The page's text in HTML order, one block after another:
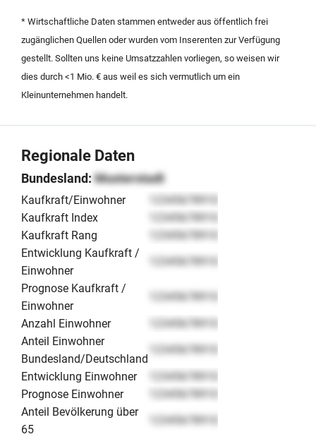
zukunftssicheren Branche übernehmen möchten.
* Wirtschaftliche Daten stammen entweder aus öffentlich frei
zugänglichen Quellen oder wurden vom Inserenten zur Verfügung
gestellt. Sollten uns keine Umsatzzahlen vorliegen, so weisen wir
dies durch <1 Mio. € aus weil es sich vermutlich um ein
Kleinunternehmen handelt.
Regionale Daten
Bundesland:Musterstadt
Kaufkraft/Einwohner
12345678910
Kaufkraft Index
12345678910
Kaufkraft Rang
12345678910
Entwicklung Kaufkraft /
Einwohner
12345678910
Prognose Kaufkraft /
Einwohner
12345678910
Anzahl Einwohner
12345678910
Anteil Einwohner
Bundesland/Deutschland
12345678910
Entwicklung Einwohner
12345678910
Prognose Einwohner
12345678910
Anteil Bevölkerung über
65
12345678910